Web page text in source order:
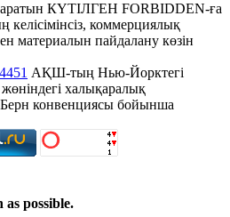
КҮТІЛГЕН FORBIDDEN-ға
келісімінсіз, коммерциялық
материалын пайдалану көзін
АҚШ-тың Нью-Йорктегі
халықаралық
Берн конвенциясы бойынша
as possible.